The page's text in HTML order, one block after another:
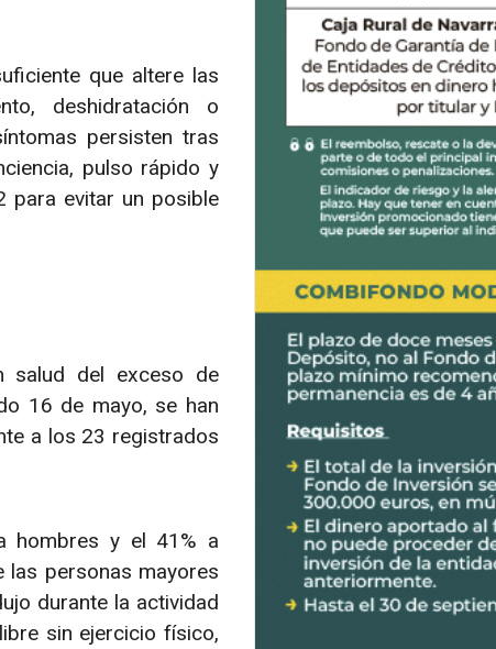
que altere las
deshidratación o
persisten tras
pulso rápido y
para evitar un posible
salud del exceso de
16 de mayo, se han
a los 23 registrados
hombres y el 41% a
las personas mayores
durante la actividad
sin ejercicio físico,